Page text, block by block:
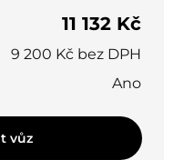
11 132 Kč
9 200 Kč bez DPH
Ano
vůz